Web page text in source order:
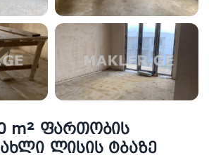
m² ფართობის
ლისის ტბაზე